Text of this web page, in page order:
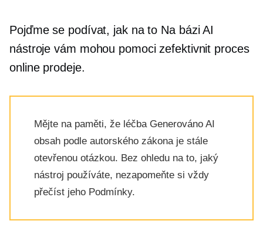
Pojďme se podívat, jak na to Na bázi AI
nástroje vám mohou pomoci zefektivnit proces
online prodeje.
Mějte na paměti, že léčba Generováno AI
obsah podle autorského zákona je stále
otevřenou otázkou. Bez ohledu na to, jaký
nástroj používáte, nezapomeňte si vždy
přečíst jeho Podmínky.